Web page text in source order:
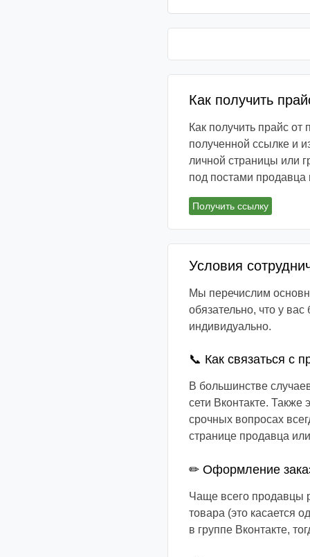
Как получить
Как получить прайс
полученной ссылке и
личной страницы или
под постами
Получить ссылку
Условия
Мы перечислим
обязательно, что у
индивидуально.
📞 Как связаться с
В большинстве
сети Вконтакте.
срочных вопросах
странице продавца
✏ Оформление
Чаще всего продавцы
товара (это касается
в группе Вконтакте,